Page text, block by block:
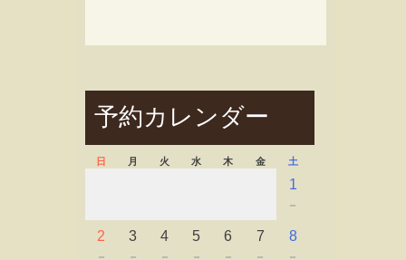
予約カレンダー
日 月 火 水 木 金 土
1
－
2
－
3
－
4
－
5
－
6
－
7
－
8
－